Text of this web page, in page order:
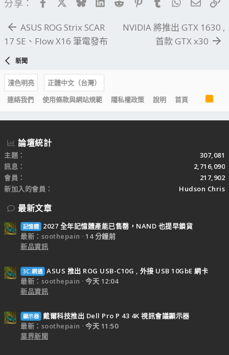
分享：
ASUS ROG Strix SCAR
17 SE、Flow X16 筆電發布
NVIDIA 將推出 GTX 1630 ,
首款 GTX x30
新聞
淺色明亮
正體中文（台灣）
連絡我們
使用條款與網站規範 隱私權政策 說明 首頁
R
S
S
論壇統計
主題
307,081
訊息
2,716,090
會員
217,902
新加入的會員
Hudson Chris
最新文章
記憶體
2027 全年記憶體產能已售罄，NAND 也提早鎖貨
最新：soothepain
14 分鐘前
新品資訊
3C.網通 ASUS 推出 ROG USB-C10G , 外接 USB 10GbE 網卡
最新：soothepain
今天 12:04
新品資訊
顯示器 戴爾科技推出 Dell Pro P 43 4K 視訊會議顯示器
最新：soothepain
今天 11:50
業界新聞